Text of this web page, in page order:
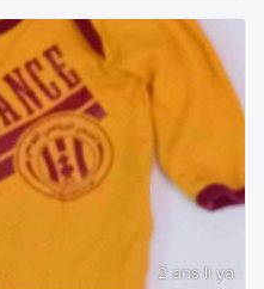
2 ans Il ya